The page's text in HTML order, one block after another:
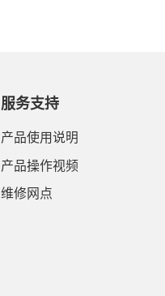
服务支持
产品使用说明
产品操作视频
维修网点